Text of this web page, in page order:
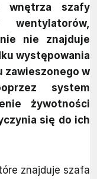
wnętrza szafy
nie znajduje
występowania
zawieszonego w
system
żywotności
się do ich
znajduje szafa